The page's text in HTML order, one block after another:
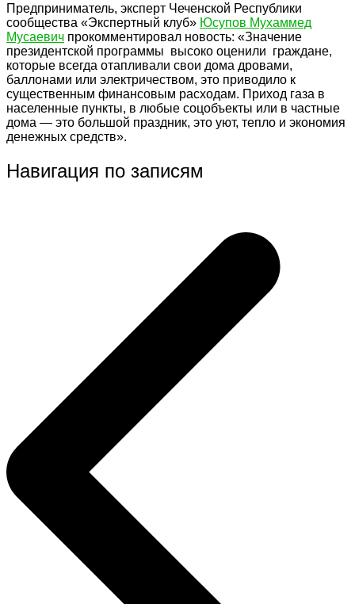
Предприниматель, эксперт Чеченской Республики
сообщества «Экспертный клуб» Юсупов Мухаммед
Мусаевич прокомментировал новость: «Значение
президентской программы высоко оценили граждане,
которые всегда отапливали свои дома дровами,
баллонами или электричеством, это приводило к
существенным финансовым расходам. Приход газа в
населенные пункты, в любые соцобъекты или в частные
дома — это большой праздник, это уют, тепло и экономия
денежных средств».
Навигация по записям